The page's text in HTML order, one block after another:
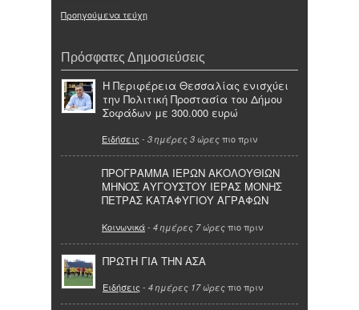
Προηγούμενα τεύχη
Πρόσφατες Δημοσιεύσεις
Η Περιφέρεια Θεσσαλίας ενισχύει
την Πολιτική Προστασία του Δήμου
Σοφάδων με 300.000 ευρώ
Ειδήσεις - 3 ημέρες 3 ώρες πιο πριν
ΠΡΟΓΡΑΜΜΑ ΙΕΡΩΝ ΑΚΟΛΟΥΘΙΩΝ
ΜΗΝΟΣ ΑΥΓΟΥΣΤΟΥ ΙΕΡΑΣ ΜΟΝΗΣ
ΠΕΤΡΑΣ ΚΑΤΑΦΥΓΙΟΥ ΑΓΡΑΦΩΝ
Κοινωνικά- 4 ημέρες 7 ώρες πιο πριν
ΠΡΩΤΗ ΓΙΑ ΤΗΝ ΑΣΑ
Ειδήσεις - 4 ημέρες 17 ώρες πιο πριν